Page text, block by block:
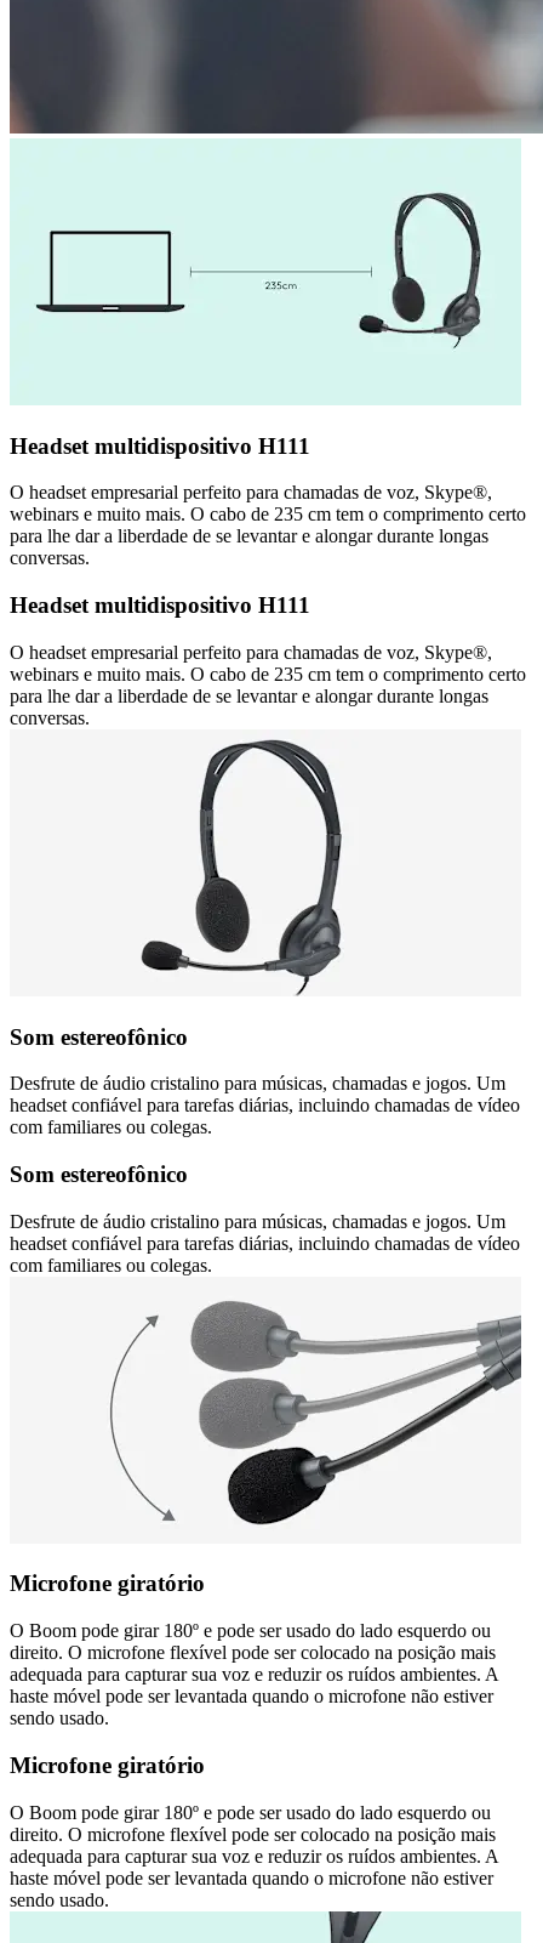
Headset multidispositivo H111
O headset empresarial perfeito para chamadas de voz, Skype®,
webinars e muito mais. O cabo de 235 cm tem o comprimento certo
para lhe dar a liberdade de se levantar e alongar durante longas
conversas.
Headset multidispositivo H111
O headset empresarial perfeito para chamadas de voz, Skype®,
webinars e muito mais. O cabo de 235 cm tem o comprimento certo
para lhe dar a liberdade de se levantar e alongar durante longas
conversas.
Som estereofônico
Desfrute de áudio cristalino para músicas, chamadas e jogos. Um
headset confiável para tarefas diárias, incluindo chamadas de vídeo
com familiares ou colegas.
Som estereofônico
Desfrute de áudio cristalino para músicas, chamadas e jogos. Um
headset confiável para tarefas diárias, incluindo chamadas de vídeo
com familiares ou colegas.
Microfone giratório
O Boom pode girar 180º e pode ser usado do lado esquerdo ou
direito. O microfone flexível pode ser colocado na posição mais
adequada para capturar sua voz e reduzir os ruídos ambientes. A
haste móvel pode ser levantada quando o microfone não estiver
sendo usado.
Microfone giratório
O Boom pode girar 180º e pode ser usado do lado esquerdo ou
direito. O microfone flexível pode ser colocado na posição mais
adequada para capturar sua voz e reduzir os ruídos ambientes. A
haste móvel pode ser levantada quando o microfone não estiver
sendo usado.